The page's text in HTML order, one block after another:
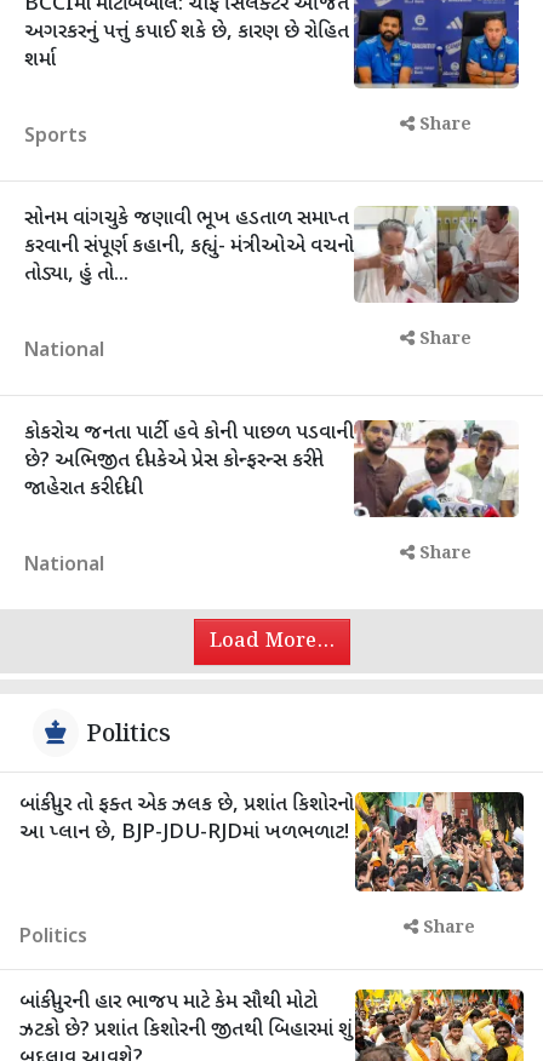
અગરકરનું પત્તું કપાઈ શકે છે, કારણ છે રોહિત
શર્મા
Sports Share
સોનમ વાંગચુકે જણાવી ભૂખ હડતાળ સમાપ્ત
કરવાની સંપૂર્ણ કહાની, કહ્યું- મંત્રીઓએ વચનો
તોડ્યા, હું તો...
National Share
કોકરોચ જનતા પાર્ટી હવે કોની પાછળ પડવાની
છે? અભિજીત દીપકેએ પ્રેસ કોન્ફરન્સ કરીને
જાહેરાત કરી દીધી
National Share
Load More...
Politics
બાંકીપુર તો ફક્ત એક ઝલક છે, પ્રશાંત કિશોરનો
આ પ્લાન છે, BJP-JDU-RJDમાં ખળભળાટ!
Politics Share
બાંકીપુરની હાર ભાજપ માટે કેમ સૌથી મોટો
ઝટકો છે? પ્રશાંત કિશોરની જીતથી બિહારમાં શું